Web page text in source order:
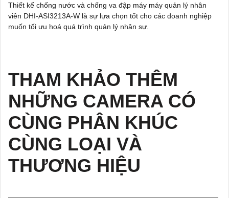
Thiết kế chống nước và chống va đập máy máy quản lý nhân
viên DHI-ASI3213A-W là sự lựa chọn tốt cho các doanh nghiệp
muốn tối ưu hoá quá trình quản lý nhân sự.
THAM KHẢO THÊM
NHỮNG CAMERA CÓ
CÙNG PHÂN KHÚC
CÙNG LOẠI VÀ
THƯƠNG HIỆU